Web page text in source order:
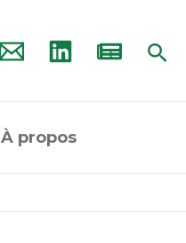
À propos